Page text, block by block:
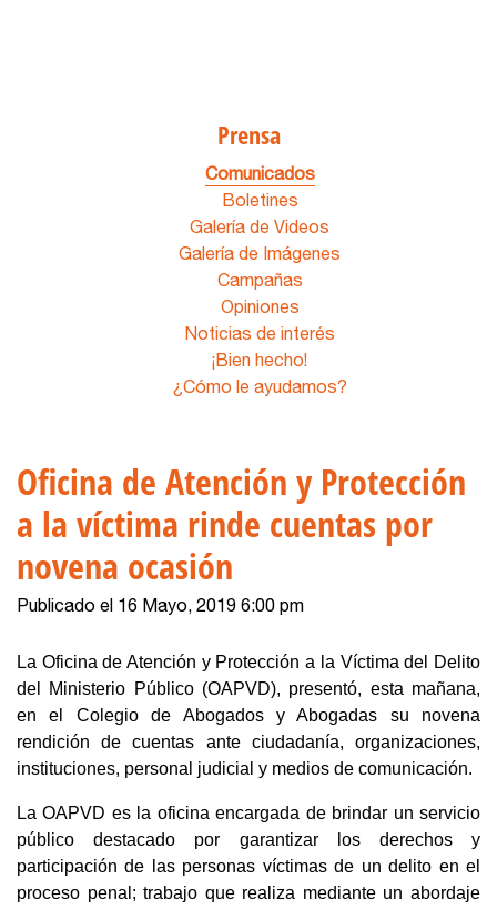
Prensa
Comunicados
Boletines
Galería de Videos
Galería de Imágenes
Campañas
Opiniones
Noticias de interés
¡Bien hecho!
¿Cómo le ayudamos?
Oficina de Atención y Protección
a la víctima rinde cuentas por
novena ocasión
Publicado el 16 Mayo, 2019 6:00 pm
La Oficina de Atención y Protección a la Víctima del Delito
del Ministerio Público (OAPVD), presentó, esta mañana,
en el Colegio de Abogados y Abogadas su novena
rendición de cuentas ante ciudadanía, organizaciones,
instituciones, personal judicial y medios de comunicación.
La OAPVD es la oficina encargada de brindar un servicio
público destacado por garantizar los derechos y
participación de las personas víctimas de un delito en el
proceso penal; trabajo que realiza mediante un abordaje